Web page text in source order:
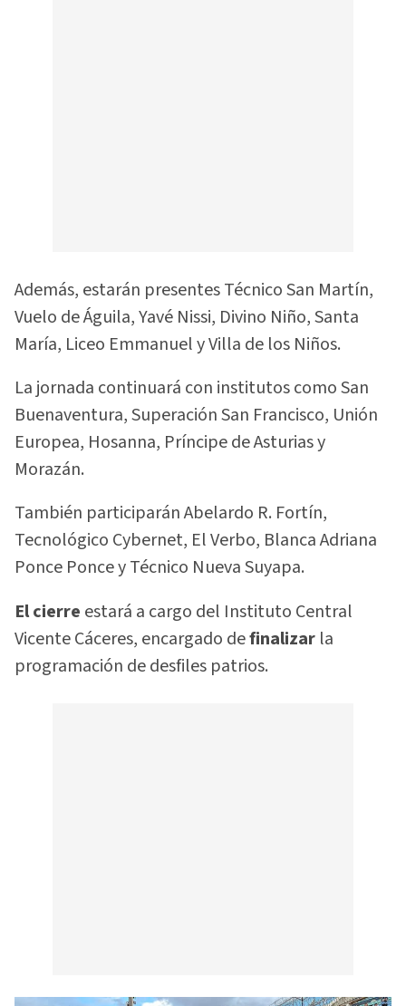
Además, estarán presentes Técnico San Martín,
Vuelo de Águila, Yavé Nissi, Divino Niño, Santa
María, Liceo Emmanuel y Villa de los Niños.
La jornada continuará con institutos como San
Buenaventura, Superación San Francisco, Unión
Europea, Hosanna, Príncipe de Asturias y
Morazán.
También participarán Abelardo R. Fortín,
Tecnológico Cybernet, El Verbo, Blanca Adriana
Ponce Ponce y Técnico Nueva Suyapa.
El cierre estará a cargo del Instituto Central
Vicente Cáceres, encargado definalizar la
programación de desfiles patrios.